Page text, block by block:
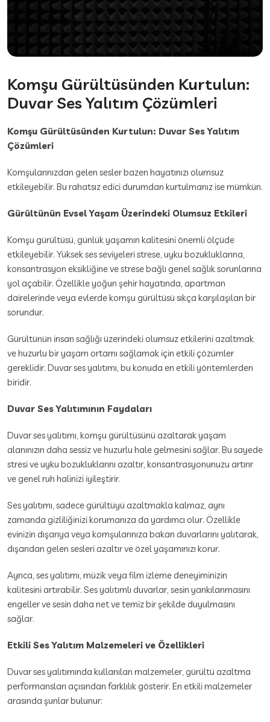
Komşu Gürültüsünden Kurtulun:
Duvar Ses Yalıtım Çözümleri
Komşu Gürültüsünden Kurtulun: Duvar Ses Yalıtım
Çözümleri
Komşularınızdan gelen sesler bazen hayatınızı olumsuz
etkileyebilir. Bu rahatsız edici durumdan kurtulmanız ise mümkün.
Gürültünün Evsel Yaşam Üzerindeki Olumsuz Etkileri
Komşu gürültüsü, günlük yaşamın kalitesini önemli ölçüde
etkileyebilir. Yüksek ses seviyeleri strese, uyku bozukluklarına,
konsantrasyon eksikliğine ve strese bağlı genel sağlık sorunlarına
yol açabilir. Özellikle yoğun şehir hayatında, apartman
dairelerinde veya evlerde komşu gürültüsü sıkça karşılaşılan bir
sorundur.
Gürültünün insan sağlığı üzerindeki olumsuz etkilerini azaltmak
ve huzurlu bir yaşam ortamı sağlamak için etkili çözümler
gereklidir. Duvar ses yalıtımı, bu konuda en etkili yöntemlerden
biridir.
Duvar Ses Yalıtımının Faydaları
Duvar ses yalıtımı, komşu gürültüsünü azaltarak yaşam
alanınızın daha sessiz ve huzurlu hale gelmesini sağlar. Bu sayede
stresi ve uyku bozukluklarını azaltır, konsantrasyonunuzu artırır
ve genel ruh halinizi iyileştirir.
Ses yalıtımı, sadece gürültüyü azaltmakla kalmaz, aynı
zamanda gizliliğinizi korumanıza da yardımcı olur. Özellikle
evinizin dışarıya veya komşularınıza bakan duvarlarını yalıtarak,
dışarıdan gelen sesleri azaltır ve özel yaşamınızı korur.
Ayrıca, ses yalıtımı, müzik veya film izleme deneyiminizin
kalitesini artırabilir. Ses yalıtımlı duvarlar, sesin yankılanmasını
engeller ve sesin daha net ve temiz bir şekilde duyulmasını
sağlar.
Etkili Ses Yalıtım Malzemeleri ve Özellikleri
Duvar ses yalıtımında kullanılan malzemeler, gürültü azaltma
performansları açısından farklılık gösterir. En etkili malzemeler
arasında şunlar bulunur: